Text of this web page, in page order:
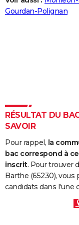
Destinations
City break
Voyage nature
Voyage de noces
Forum
Climat
+
PHOTO
Dictionnaire
Biographies
Citations
Expressions
Proverbes
PROGRAMME TV
S'inscrire
Se connecter
Lycées
Collèges
Primaires
Universités
Entreprises
Service militaire
Avis de recherche
AVIS DE DÉCÈS
FORUM
Gourdan-Polignan
RÉSULTAT DU
SAVOIR
Pour rappel, la
bac correspond à
inscrit. Pour trouver
Barthe (65230),
candidats dans l'une